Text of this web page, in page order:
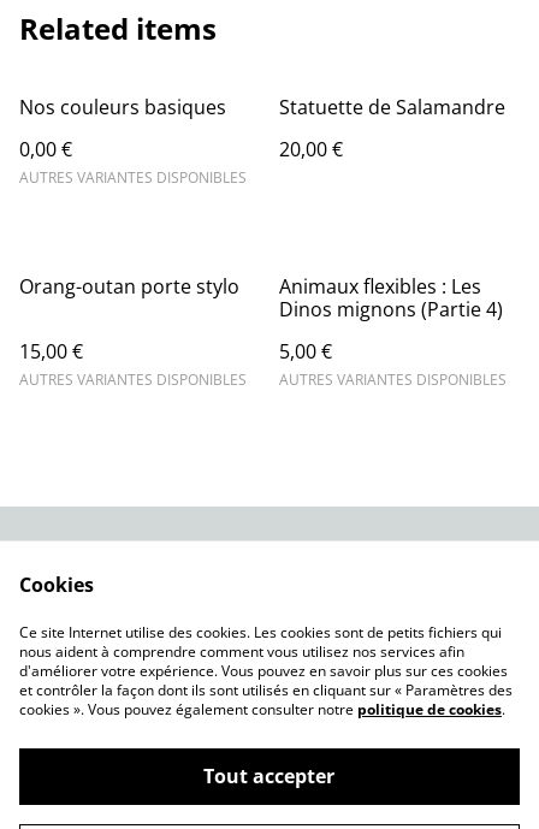
Related items
Nos couleurs basiques
0,00 €
AUTRES VARIANTES DISPONIBLES
Statuette de Salamandre
20,00 €
Orang-outan porte stylo
15,00 €
AUTRES VARIANTES DISPONIBLES
Animaux flexibles : Les
Dinos mignons (Partie 4)
5,00 €
AUTRES VARIANTES DISPONIBLES
Nos modèles à
télécharger
©2026Brixodin Performance 3D
Cookies
Ce site Internet utilise des cookies. Les cookies sont de petits fichiers qui
nous aident à comprendre comment vous utilisez nos services afin
d'améliorer votre expérience. Vous pouvez en savoir plus sur ces cookies
et contrôler la façon dont ils sont utilisés en cliquant sur « Paramètres des
cookies ». Vous pouvez également consulter notre politique de cookies.
Tout accepter